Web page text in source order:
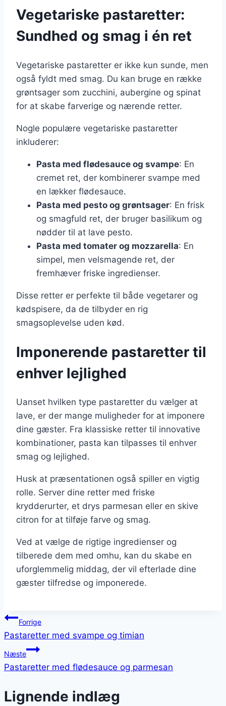
Vegetariske pastaretter:
Sundhed og smag i én ret
Vegetariske pastaretter er ikke kun sunde, men
også fyldt med smag. Du kan bruge en række
grøntsager som zucchini, aubergine og spinat
for at skabe farverige og nærende retter.
Nogle populære vegetariske pastaretter
inkluderer:
Pasta med flødesauce og svampe: En
cremet ret, der kombinerer svampe med
en lækker flødesauce.
Pasta med pesto og grøntsager: En frisk
og smagfuld ret, der bruger basilikum og
nødder til at lave pesto.
Pasta med tomater og mozzarella: En
simpel, men velsmagende ret, der
fremhæver friske ingredienser.
Disse retter er perfekte til både vegetarer og
kødspisere, da de tilbyder en rig
smagsoplevelse uden kød.
Imponerende pastaretter til
enhver lejlighed
Uanset hvilken type pastaretter du vælger at
lave, er der mange muligheder for at imponere
dine gæster. Fra klassiske retter til innovative
kombinationer, pasta kan tilpasses til enhver
smag og lejlighed.
Husk at præsentationen også spiller en vigtig
rolle. Server dine retter med friske
krydderurter, et drys parmesan eller en skive
citron for at tilføje farve og smag.
Ved at vælge de rigtige ingredienser og
tilberede dem med omhu, kan du skabe en
uforglemmelig middag, der vil efterlade dine
gæster tilfredse og imponerede.
Indlægsnavigation
Forrige
Pastaretter med svampe og timian
Næste
Pastaretter med flødesauce og parmesan
Lignende indlæg